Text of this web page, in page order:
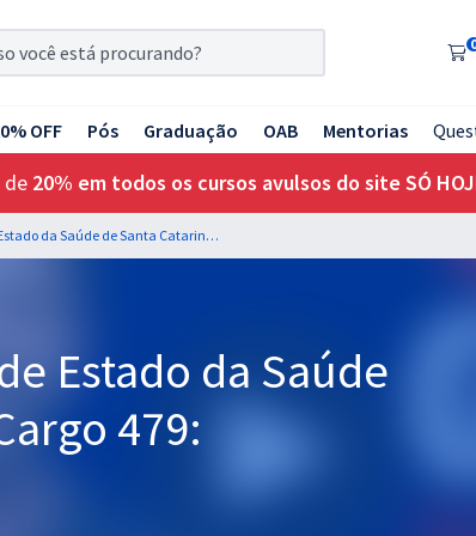
0
OFF Pós Graduação OAB Mentorias
de 20% em todos os cursos avulsos do site SÓ
SES SC - Secretaria de Estado da Saúde de Santa Catarina - Cargo 479: Sanitarista
Estado da Saúde
479: